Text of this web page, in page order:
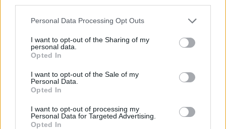
Personal Data Processing Opt Outs
I want to opt-out of the Sharing of my
personal data.
Opted In
I want to opt-out of the Sale of my
Personal Data.
Opted In
I want to opt-out of processing my
Personal Data for Targeted Advertising.
Opted In
Ελληνικός Ερυθρός Σταυρός: Τι πρέπει να περιέχει ένα
φαρμακείο διακοπών
Aποκαλύψεις σοκ για απειλές θανάτου στο Μουντιάλ:
«Θα ανατινάξω τον Μέσι με τέσσερις βόμβες!»
Δήμος Πλατανιά: Συνεχίζονται οι καλοκαιρινές
Γη - Πολιτισμός- Τουρισμός”